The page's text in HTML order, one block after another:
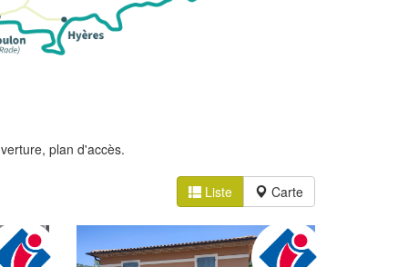
plan d'accès.
Liste Carte